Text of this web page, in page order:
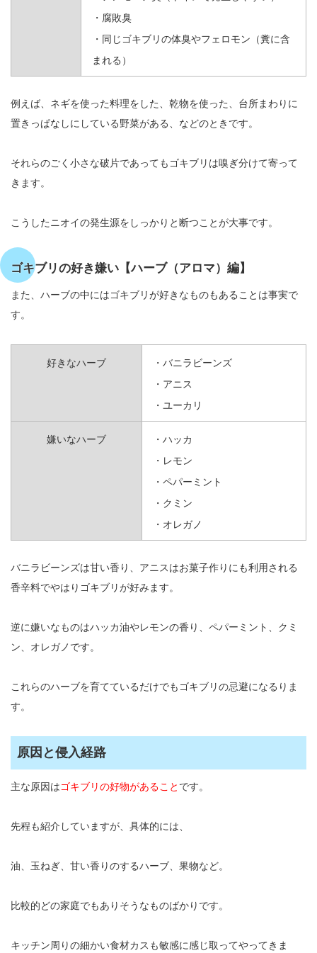
・腐敗臭
・同じゴキブリの体臭やフェロモン（糞に含
まれる）
例えば、ネギを使った料理をした、乾物を使った、台所まわりに
置きっぱなしにしている野菜がある、などのときです。
それらのごく小さな破片であってもゴキブリは嗅ぎ分けて寄って
きます。
こうしたニオイの発生源をしっかりと断つことが大事です。
ゴキブリの好き嫌い【ハーブ（アロマ）編】
また、ハーブの中にはゴキブリが好きなものもあることは事実で
す。
好きなハーブ
・バニラビーンズ
・アニス
・ユーカリ
嫌いなハーブ
・ハッカ
・レモン
・ペパーミント
・クミン
・オレガノ
バニラビーンズは甘い香り、アニスはお菓子作りにも利用される
香辛料でやはりゴキブリが好みます。
逆に嫌いなものはハッカ油やレモンの香り、ペパーミント、クミ
ン、オレガノです。
これらのハーブを育てているだけでもゴキブリの忌避になるりま
す。
原因と侵入経路
主な原因はゴキブリの好物があること です。
先程も紹介していますが、具体的には、
油、玉ねぎ、甘い香りのするハーブ、果物など。
比較的どの家庭でもありそうなものばかりです。
キッチン周りの細かい食材カスも敏感に感じ取ってやってきま